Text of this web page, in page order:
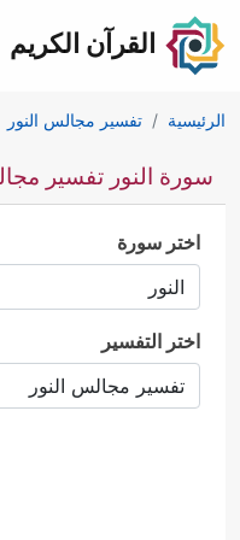
القرآن الكريم
الرئيسية تفسير مجالس النور
سورة النور تفسير
اختر سورة
اختر التفسير